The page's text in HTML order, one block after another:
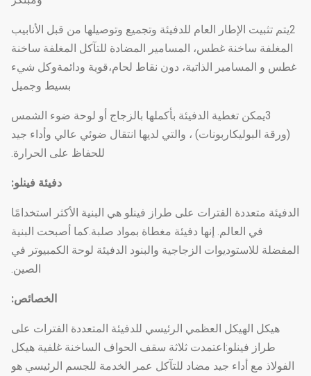
2يتم تثبيت الإطار العام للدفيئة وتجميع وتوصيلها من قبل الأنابيب
المغلفة ساخنة غطس، المسامير المضادة للتآكل المغلفة ساخنة
غطس و المسامير الذاتية، دون نقاط لحام،قوية ودائمةوكل شيء
بسيط وجميل
3يمكن تغطية الدفيئة بأكملها بالزجاج أو لوحة ضوء الشمس
(ورقة البوليكاربونات) ، والتي لديها انتقال ضوئي عالي وأداء جيد
للحفاظ على الحرارة.
دفيئة فينلو:
الدفيئة متعددة الفترات على طراز فينلو هي البنية الأكثر استخدامًا
في العالم. إنها دفيئة مغطاة بمواد صلبة.كما أصبحت البنية
المفضلة للاستوديوات الزجاجية والبنود الدفيئة لوحة الكمبيوتر في
الصين.
الخصائص:
هيكل الهيكل العظمي الرئيسي للدفيئة المتعددة الفترات على
طراز فينلو:اعتمدت ثلاثة سقف الحواف الساخنة غلفية هيكل
الفولاذ مع أداء جيد مضاد للتآكل عمر الخدمة للجسم الرئيسي هو